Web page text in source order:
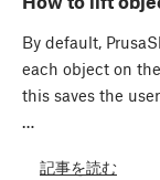
By default,
each object on
this saves the
記事を読む